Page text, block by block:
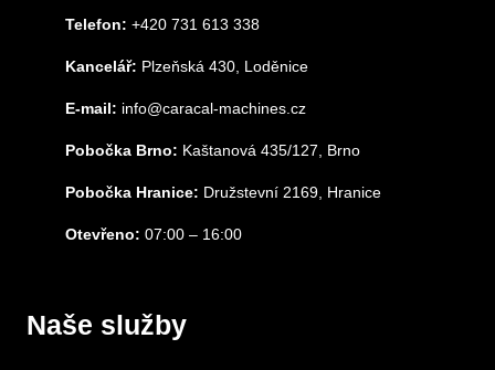
Telefon: +420 731 613 338
Kancelář: Plzeňská 430, Loděnice
E-mail: info@caracal-machines.cz
Pobočka Brno: Kaštanová 435/127, Brno
Pobočka Hranice: Družstevní 2169, Hranice
Otevřeno: 07:00 – 16:00
Naše služby